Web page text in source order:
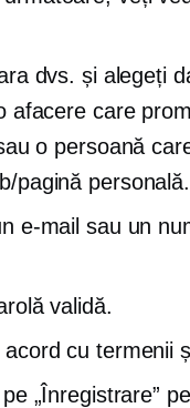
dvs. și alegeți
afacere care
o persoană
pagină personală.
e-mail sau un
validă.
cu termenii
„Înregistrare”